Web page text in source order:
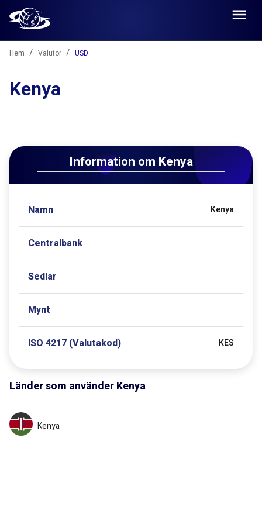
Hem / Valutor / USD
Kenya
Länder som använderKenya
Kenya
Information om Kenya
Namn Kenya
Centralbank
Sedlar
Mynt
ISO 4217 (Valutakod) KES